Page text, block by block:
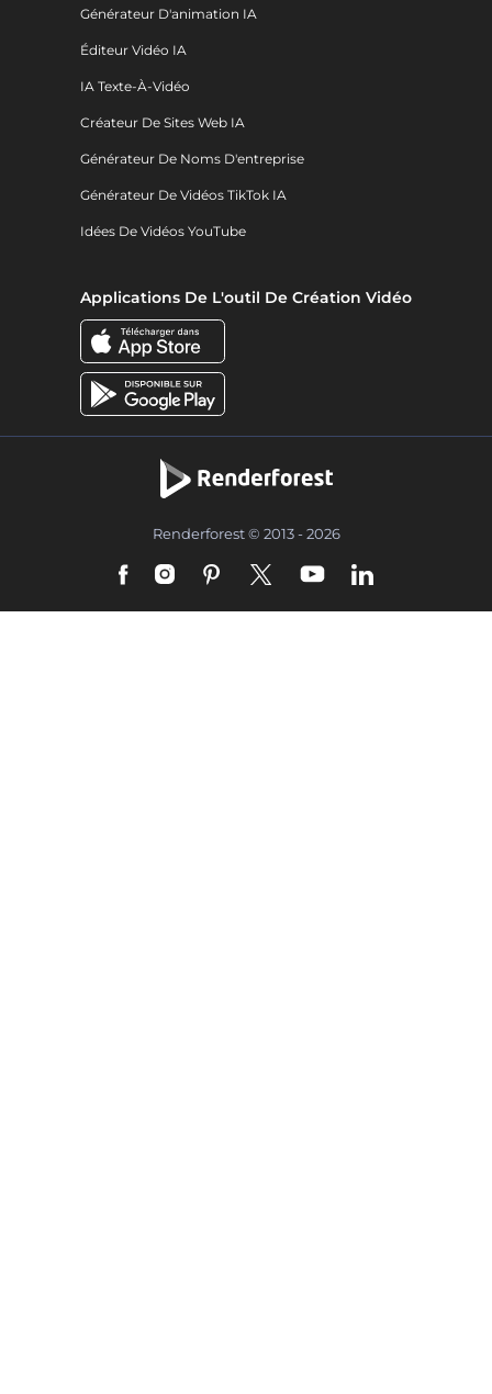
Générateur D'animation IA
Éditeur Vidéo IA
IA Texte-À-Vidéo
Créateur De Sites Web IA
Générateur De Noms D'entreprise
Générateur De Vidéos TikTok IA
Idées De Vidéos YouTube
Applications De L'outil De Création Vidéo
Renderforest © 2013 - 2026